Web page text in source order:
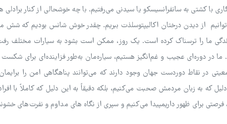
با کشتی به سانفرانسیسکو یا سیدنی می‌رفتیم. با چه خوشحالی از کنار برادلی
از دیدن درختان اکالیپتوسلذت ببریم. چقدر خوش شانس بودیم که شش
زندگی ما را ترسناک کرده است. یک روز، ممکن است بشود به سیارات مختلف
ما در دوره‌ای عجیب و غم‌انگیز هستیم، سیاره‌مان به‌طور فزاینده‌ای برای
در نقاط دوردست جهان وجود دارند که می‌توانند پناهگاهی امن را
که به زبان مردمش صحبت می‌کنیم، بلکه دقیقاً به این دلیل که کاملاً با
برای ظهور داریمپیدا می‌کنیم و سپری از نگاه های مداوم و نفرت‌های